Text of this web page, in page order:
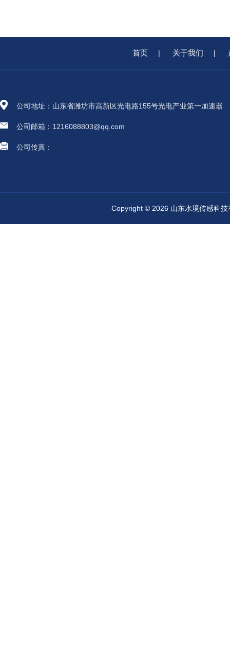
首页 | 关于我们 |
公司地址：山东省潍坊市高新区光电路155号光电产业第一加速器
公司邮箱：1216088803@qq.com
公司传真：
Copyright © 2026 山东水境传感科